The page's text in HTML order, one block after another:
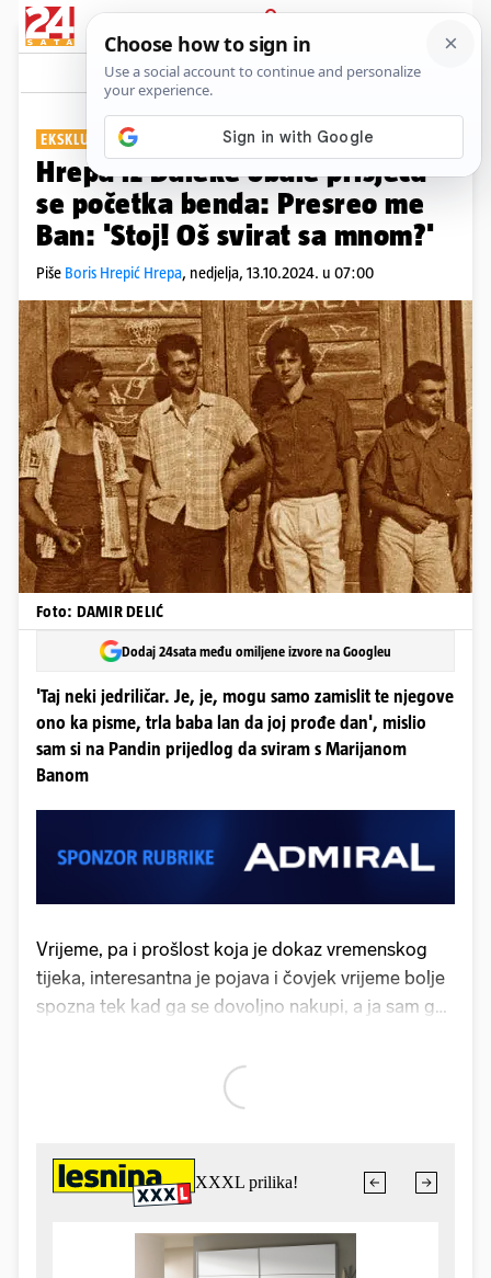
PRIJAVA
Show Komentari
EKSKLUZIVNO ZA 24SATA PLUS+
Hrepa iz Daleke obale prisjeća
se početka benda: Presreo me
Ban: 'Stoj! Oš svirat sa mnom?'
Piše Boris Hrepić Hrepa, nedjelja, 13.10.2024. u 07:00
Foto: DAMIR DELIĆ
Dodaj 24sata među omiljene izvore na Googleu
'Taj neki jedriličar. Je, je, mogu samo zamislit te njegove
ono ka pisme, trla baba lan da joj prođe dan', mislio
sam si na Pandin prijedlog da sviram s Marijanom
Banom
Vrijeme, pa i prošlost koja je dokaz vremenskog
tijeka, interesantna je pojava i čovjek vrijeme bolje
spozna tek kad ga se dovoljno nakupi, a ja sam ga
toga u tom vremenu od mojih 60-ak godina
izdogađalo, ali čovjeku, toga smo svi svjesni, misli i
u te godine mladosti i vrijeme mojih glazbenih
početaka prije 20-ak godina kad sam pisao knjigu
"Našao sam dobar bend", koja je objavljena 2015.
Krešendo tih mojih glazbenih početaka je počeo,